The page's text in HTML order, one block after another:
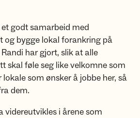
godt samarbeid med
og bygge lokal forankring på
har gjort, slik at alle
skal føle seg like velkomne som
som ønsker å jobbe her, så
dem.
videreutvikles i årene som